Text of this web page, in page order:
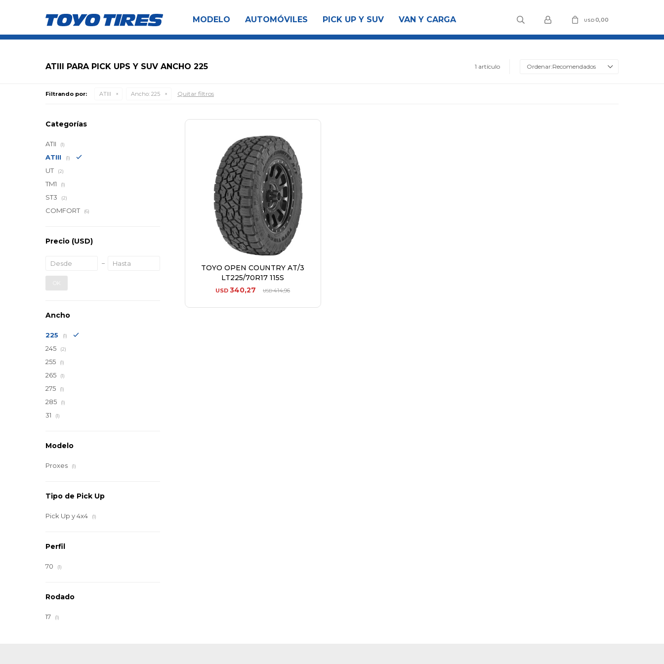
MODELO AUTOMÓVILES PICK UP Y SUV VAN Y CARGA USD0,00
ATIII PARA PICK UPS Y SUV ANCHO 225 1 artículo Recomendados
Filtrando por: ATIII Ancho: 225 Quitar filtros
TOYO OPEN COUNTRY AT/3
LT225/70R17 115S
USD 340,27 USD414,96
Categorías
ATII (1)
ATIII (1)
UT (2)
TM1 (1)
ST3 (2)
COMFORT (6)
Precio (USD)
OK
Ancho
225 (1)
245 (2)
255 (1)
265 (1)
275 (1)
285 (1)
31 (1)
Modelo
Proxes (1)
Tipo de Pick Up
Pick Up y 4x4 (1)
Perfil
70 (1)
Rodado
17 (1)